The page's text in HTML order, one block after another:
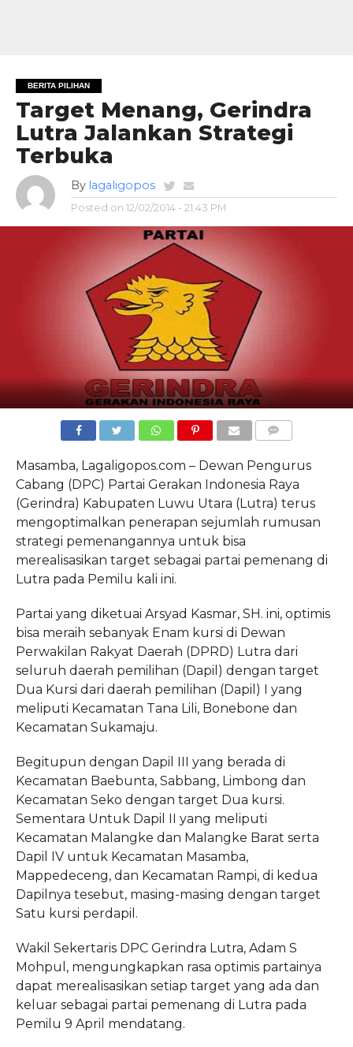
BERITA PILIHAN
Target Menang, Gerindra
Lutra Jalankan Strategi
Terbuka
By lagaligopos
Posted on 12/02/2014 - 21:43 PM
Masamba, Lagaligopos.com – Dewan Pengurus
Cabang (DPC) Partai Gerakan Indonesia Raya
(Gerindra) Kabupaten Luwu Utara (Lutra) terus
mengoptimalkan penerapan sejumlah rumusan
strategi pemenangannya untuk bisa
merealisasikan target sebagai partai pemenang di
Lutra pada Pemilu kali ini.
Partai yang di ketuai Arsyad Kasmar, SH. ini, optimis
bisa meraih sebanyak Enam kursi di Dewan
Perwakilan Rakyat Daerah (DPRD) Lutra dari
seluruh daerah pemilihan (Dapil) dengan target
Dua Kursi dari daerah pemilihan (Dapil) I yang
meliputi Kecamatan Tana Lili, Bonebone dan
Kecamatan Sukamaju.
Begitupun dengan Dapil III yang berada di
Kecamatan Baebunta, Sabbang, Limbong dan
Kecamatan Seko dengan target Dua kursi.
Sementara Untuk Dapil II yang meliputi
Kecamatan Malangke dan Malangke Barat serta
Dapil IV untuk Kecamatan Masamba,
Mappedeceng, dan Kecamatan Rampi, di kedua
Dapilnya tesebut, masing-masing dengan target
Satu kursi perdapil.
Wakil Sekertaris DPC Gerindra Lutra, Adam S
Mohpul, mengungkapkan rasa optimis partainya
dapat merealisasikan setiap target yang ada dan
keluar sebagai partai pemenang di Lutra pada
Pemilu 9 April mendatang.